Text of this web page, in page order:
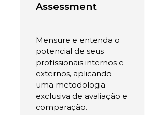
Assessment
Mensure e entenda o
potencial de seus
profissionais internos e
externos, aplicando
uma metodologia
exclusiva de avaliação e
comparação.